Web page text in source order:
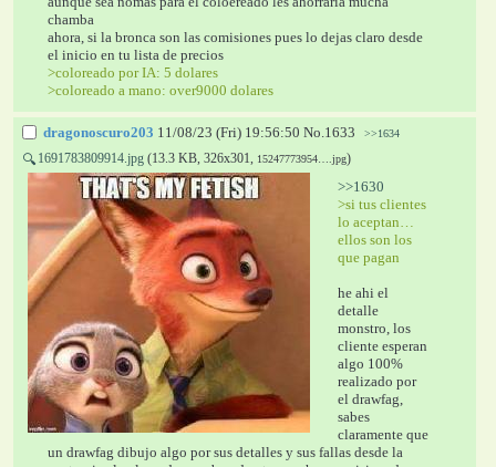
chamba
ahora, si la bronca son las comisiones pues lo dejas claro desde
el inicio en tu lista de precios
>coloreado por IA: 5 dolares
>coloreado a mano: over9000 dolares
dragonoscuro203 11/08/23 (Fri) 19:56:50 No.1633 >>1634
🔍 1691783809914.jpg (13.3 KB, 326x301, 15247773954….jpg)
>>1630
>si tus clientes
lo aceptan…
ellos son los
que pagan
he ahi el
detalle
monstro, los
cliente esperan
algo 100%
realizado por
el drawfag,
sabes
claramente que
un drawfag dibujo algo por sus detalles y sus fallas desde la